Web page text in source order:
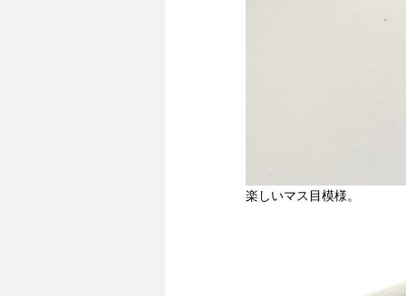
楽しいマス目模様。